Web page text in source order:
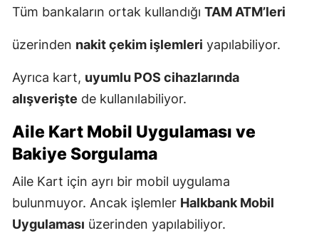
Tüm bankaların ortak kullandığı TAM ATM’leri
üzerinden nakit çekim işlemleri yapılabiliyor.
Ayrıca kart, uyumlu POS cihazlarında
alışverişte de kullanılabiliyor.
Aile Kart Mobil Uygulaması ve
Bakiye Sorgulama
Aile Kart için ayrı bir mobil uygulama
bulunmuyor. Ancak işlemler Halkbank Mobil
Uygulaması üzerinden yapılabiliyor.